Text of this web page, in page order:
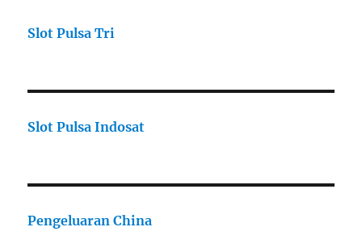
Slot Pulsa Tri
Slot Pulsa Indosat
Pengeluaran China